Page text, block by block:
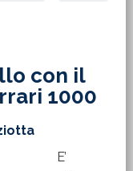
con il
1000
E’